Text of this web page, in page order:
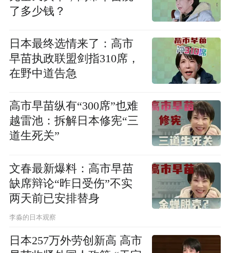
了多少钱？
日本最终选情来了：高市
早苗执政联盟剑指310席，
在野中道告急
高市早苗纵有“300席”也难
越雷池：拆解日本修宪“三
道生死关”
文春最新爆料：高市早苗
缺席辩论“昨日受伤”不实
两天前已安排替身
李淼的日本观察
日本257万外劳创新高 高市